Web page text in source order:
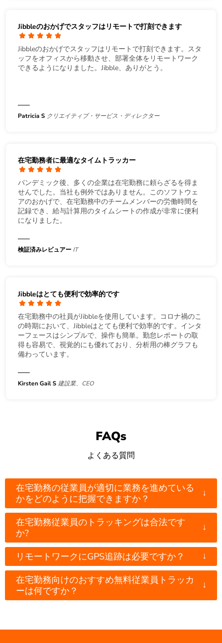
Jibbleのおかげでスタッフはリモートで打刻できます
Jibbleのおかげでスタッフはリモートで打刻できます。スタ
ッフをオフィスから移動させ、部署全体をリモートワーク
できるようになりました。Jibble、ありがとう。
Patricia S クリエイティブ・サービス・ディレクター
在宅勤務者に最適なタイムトラッカー
パンデミック後、多くの企業は在宅勤務に頼らざるを得ま
せんでした。当社も例外ではありません。このソフトウェ
アのおかげで、在宅勤務中のチームメンバーの労働時間を
記録でき、給与計算用のタイムシートの作成が非常に便利
になりました。
検証済みレビュアー IT
Jibbleはとても便利で効率的です
在宅勤務中の社員がJibbleを使用しています。コロナ禍のこ
の時期において、Jibbleはとても便利で効率的です。インタ
ーフェースはシンプルで、操作も簡単。勤怠レポートの取
得も容易で、視覚的にも優れており、分析用の棒グラフも
備わっています。
Kirsten Gail S 建設業、CEO
FAQs
よくある質問
在宅勤務の従業員が適切に業務を進めている
かをどのように把握できますか？
↓
在宅勤務従業員のトラッキングは合法です
か?
↓
リモートワークにGPS追跡は必要ですか？ ↓
在宅勤務向けのおすすめ無料従業員トラッカ
ーは何ですか？
↓